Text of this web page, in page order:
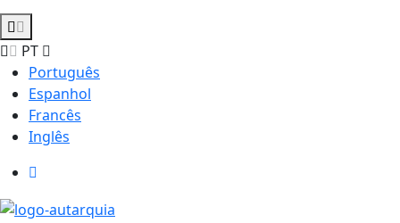
PT
Português
Espanhol
Francês
Inglês